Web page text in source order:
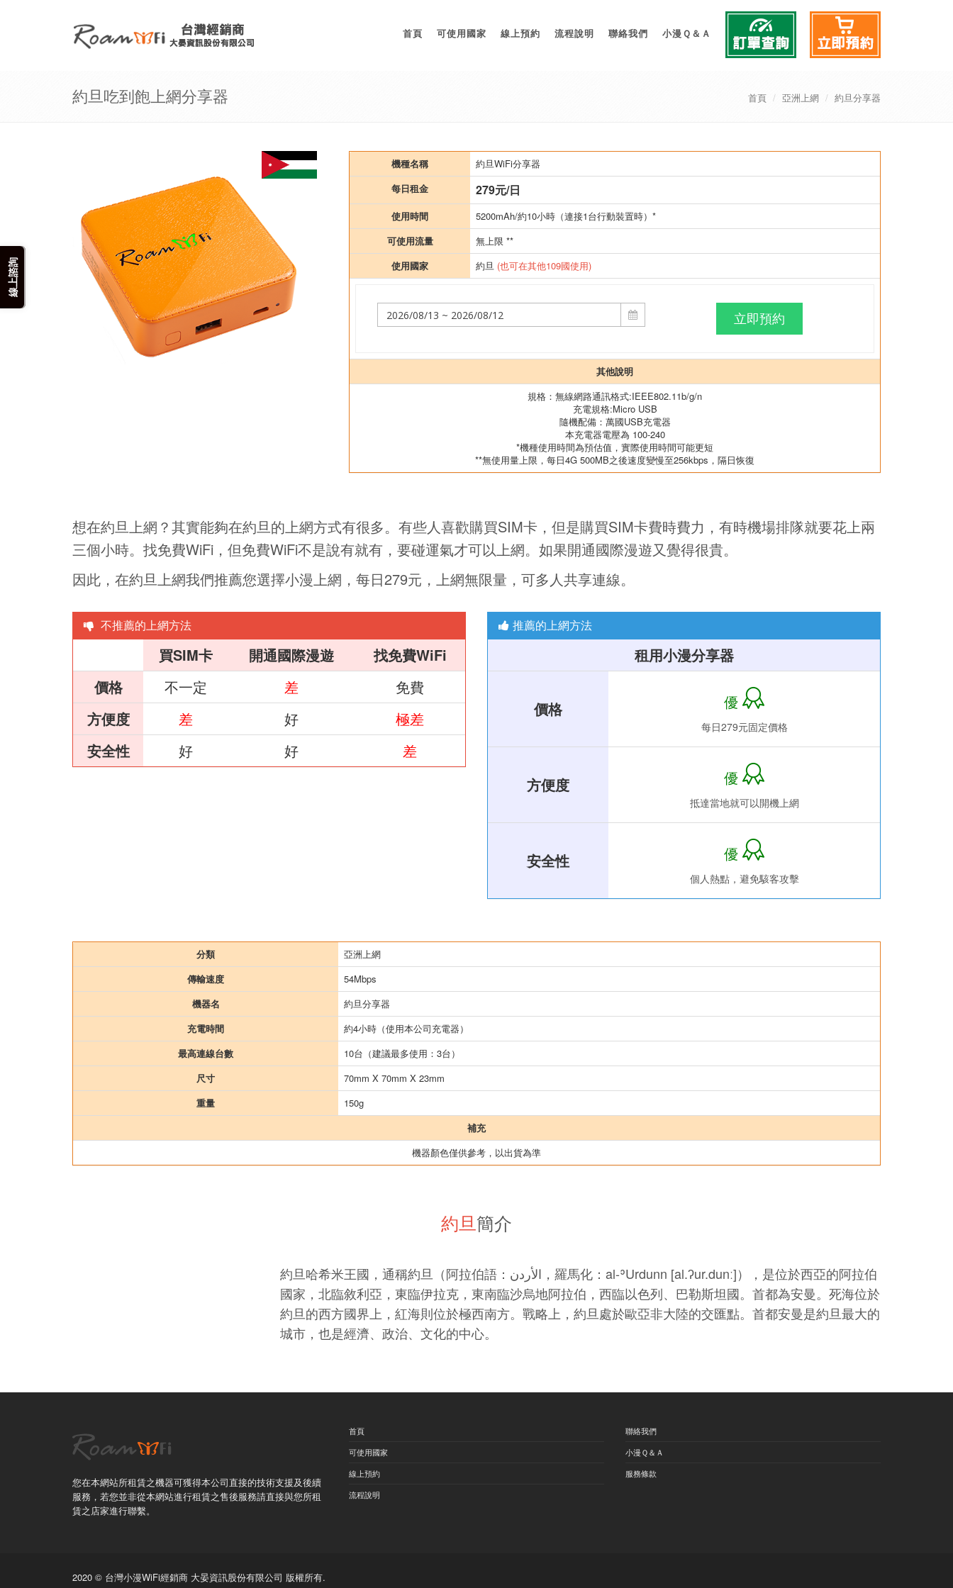
線上諮詢
首頁 可使用國家 線上預約 流程說明 聯絡我們 小漫Ｑ＆Ａ
約旦吃到飽上網分享器 首頁 亞洲上網 約旦分享器
機種名稱
約旦WiFi分享器
每日租金
279元/日
使用時間
5200mAh/約10小時（連接1台行動裝置時）*
可使用流量
無上限 **
使用國家
約旦 (也可在其他109國使用)
立即預約
其他說明
規格：無線網路通訊格式:IEEE802.11b/g/n
充電規格:Micro USB
隨機配備：萬國USB充電器
本充電器電壓為 100-240
*機種使用時間為預估值，實際使用時間可能更短
**無使用量上限，每日4G 500MB之後速度變慢至256kbps，隔日恢復
想在約旦上網？其實能夠在約旦的上網方式有很多。有些人喜歡購買SIM卡，但是購買SIM卡費時費力，有時機場排隊就要花上兩
三個小時。找免費WiFi，但免費WiFi不是說有就有，要碰運氣才可以上網。如果開通國際漫遊又覺得很貴。
因此，在約旦上網我們推薦您選擇小漫上網，每日279元，上網無限量，可多人共享連線。
不推薦的上網方法
買SIM卡 開通國際漫遊
找免費WiFi
價格
不一定 差
免費
方便度
差 好
極差
安全性
好 好 差
推薦的上網方法
租用小漫分享器
價格 優
每日279元固定價格
方便度 優
抵達當地就可以開機上網
安全性 優
個人熱點，避免駭客攻擊
分類
亞洲上網
傳輸速度
54Mbps
機器名
約旦分享器
充電時間
約4小時（使用本公司充電器）
最高連線台數
10台（建議最多使用：3台）
尺寸
70mm X 70mm X 23mm
重量
150g
補充
機器顏色僅供參考，以出貨為準
約旦簡介
約旦哈希米王國，通稱約旦（阿拉伯語：الأردن，羅馬化：al-ʾUrdunn [al.ʔur.dunː]），是位於西亞的阿拉伯
國家，北臨敘利亞，東臨伊拉克，東南臨沙烏地阿拉伯，西臨以色列、巴勒斯坦國。首都為安曼。死海位於
約旦的西方國界上，紅海則位於極西南方。戰略上，約旦處於歐亞非大陸的交匯點。首都安曼是約旦最大的
城市，也是經濟、政治、文化的中心。
您在本網站所租賃之機器可獲得本公司直接的技術支援及後續
服務，若您並非從本網站進行租賃之售後服務請直接與您所租
賃之店家進行聯繫。
首頁
可使用國家
線上預約
流程說明
聯絡我們
小漫Ｑ＆Ａ
服務條款
2020 © 台灣小漫WiFi經銷商 大晏資訊股份有限公司 版權所有.